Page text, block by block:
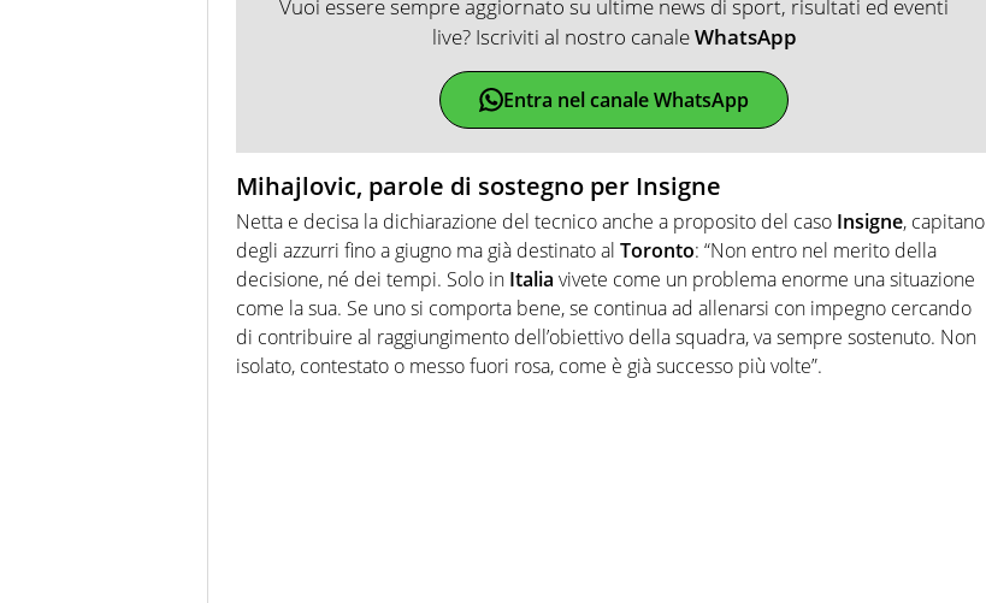
Vuoi essere sempre aggiornato su ultime news di sport, risultati ed eventi
live? Iscriviti al nostro canaleWhatsApp
Entra nel canale WhatsApp
Mihajlovic, parole di sostegno per Insigne
Netta e decisa la dichiarazione del tecnico anche a proposito del caso Insigne, capitano
degli azzurri fino a giugno ma già destinato al Toronto: “Non entro nel merito della
decisione, né dei tempi. Solo in Italia vivete come un problema enorme una situazione
come la sua. Se uno si comporta bene, se continua ad allenarsi con impegno cercando
di contribuire al raggiungimento dell’obiettivo della squadra, va sempre sostenuto. Non
isolato, contestato o messo fuori rosa, come è già successo più volte”.